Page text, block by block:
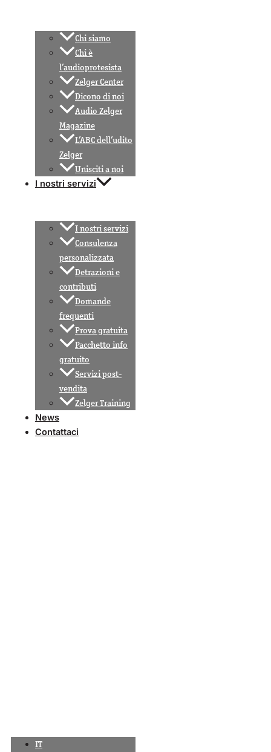
Chi siamo
Chi è
l’audioprotesista
Zelger Center
Dicono di noi
Audio Zelger
Magazine
L’ABC dell’udito
Zelger
Unisciti a noi
I nostri servizi
I nostri servizi
Consulenza
personalizzata
Detrazioni e
contributi
Domande
frequenti
Prova gratuita
Pacchetto info
gratuito
Servizi post-
vendita
Zelger Training
News
Contattaci
IT